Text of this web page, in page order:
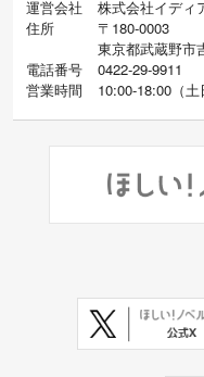
運営会社
株式会社イディ
住所
〒180-0003
東京都武蔵野市
電話番号
0422-29-9911
営業時間
10:00-18:00（土